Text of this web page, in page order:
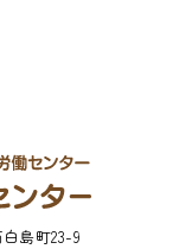
島町23-9